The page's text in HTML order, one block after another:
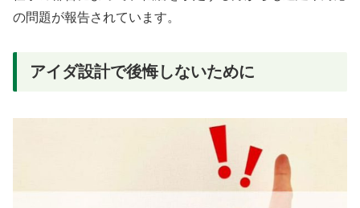
の問題が報告されています。
アイダ設計で後悔しないために